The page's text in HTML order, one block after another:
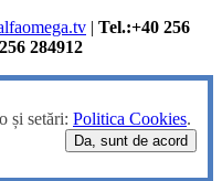
| Tel.:+40 256
284912
și setări: Politica Cookies.
Da, sunt de acord